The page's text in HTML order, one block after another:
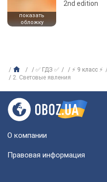
показать
обложку
2nd edition
✅ ГДЗ ✅ ⚡ 9 класс ⚡
2. Световые явления
О компании
Правовая информация